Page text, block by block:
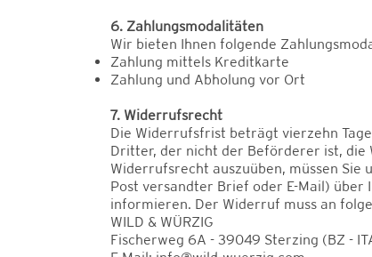
6. Zahlungsmodalitäten
Wir bieten Ihnen folgende
Zahlung mittels Kreditkarte
Zahlung und Abholung vor Ort
7. Widerrufsrecht
Die Widerrufsfrist beträgt vierzehn
Dritter, der nicht der Beförderer ist, die
Widerrufsrecht auszuüben, müssen
Post versandter Brief oder E-Mail) über
informieren. Der Widerruf muss an
WILD & WÜRZIG
Fischerweg 6A - 39049 Sterzing (BZ -